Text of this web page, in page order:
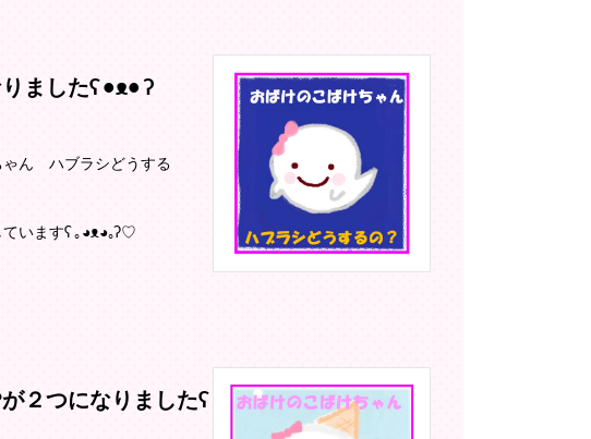
ましたʕ •ᴥ• ʔ
ゃん ハブラシどうする
いますʕ ｡◕ᴥ◕｡ʔ♡
２つになりましたʕ